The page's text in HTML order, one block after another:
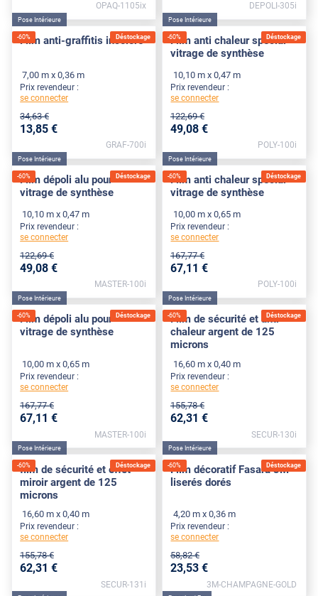
OPAQ-1105ix DEPOLI-305i
Déstockage
-60%
Pose Intérieure
Film anti-graffitis incolore
7,00 m x 0,36 m
Prix revendeur :
se connecter
34,63 €
13,85 €
GRAF-700i
Déstockage
-60%
Pose Intérieure
Film anti chaleur spécial
vitrage de synthèse
10,10 m x 0,47 m
Prix revendeur :
se connecter
122,69 €
49,08 €
POLY-100i
Déstockage
-60%
Pose Intérieure
Film dépoli alu pour
vitrage de synthèse
10,10 m x 0,47 m
Prix revendeur :
se connecter
122,69 €
49,08 €
MASTER-100i
Déstockage
-60%
Pose Intérieure
Film anti chaleur spécial
vitrage de synthèse
10,00 m x 0,65 m
Prix revendeur :
se connecter
167,77 €
67,11 €
POLY-100i
Déstockage
-60%
Pose Intérieure
Film dépoli alu pour
vitrage de synthèse
10,00 m x 0,65 m
Prix revendeur :
se connecter
167,77 €
67,11 €
MASTER-100i
Déstockage
-60%
Pose Intérieure
Film de sécurité et anti-
chaleur argent de 125
microns
16,60 m x 0,40 m
Prix revendeur :
se connecter
155,78 €
62,31 €
SECUR-130i
Déstockage
-60%
Pose Intérieure
film de sécurité et effet
miroir argent de 125
microns
16,60 m x 0,40 m
Prix revendeur :
se connecter
155,78 €
62,31 €
SECUR-131i
Déstockage
-60%
Pose Intérieure
Film décoratif Fasara 3M
liserés dorés
4,20 m x 0,36 m
Prix revendeur :
se connecter
58,82 €
23,53 €
3M-CHAMPAGNE-GOLD